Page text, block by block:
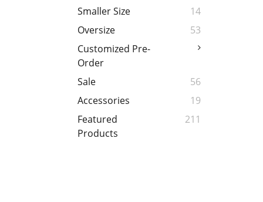
Smaller Size
14
Oversize
53
Customized Pre-
Order
Sale
56
Accessories
19
Featured
Products
211